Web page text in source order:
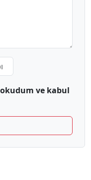
okudum ve kabul